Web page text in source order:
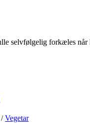
selvfølgelig forkæles
/Vegetar